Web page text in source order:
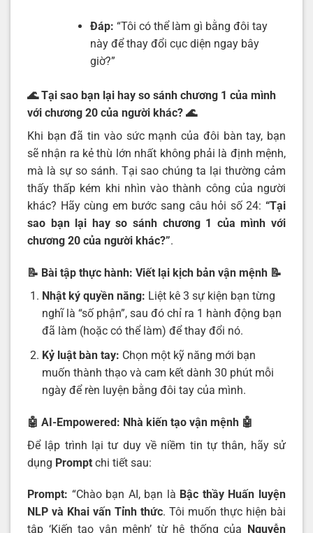
Đáp: “Tôi có thể làm gì bằng đôi tay
này để thay đổi cục diện ngay bây
giờ?”
🌊Tại sao bạn lại hay so sánh chương 1 của mình
với chương 20 của người khác? 🌊
Khi bạn đã tin vào sức mạnh của đôi bàn tay, bạn
sẽ nhận ra kẻ thù lớn nhất không phải là định mệnh,
mà là sự so sánh. Tại sao chúng ta lại thường cảm
thấy thấp kém khi nhìn vào thành công của người
khác? Hãy cùng em bước sang câu hỏi số 24: “Tại
sao bạn lại hay so sánh chương 1 của mình với
chương 20 của người khác?”.
📝 Bài tập thực hành: Viết lại kịch bản vận mệnh 📝
Nhật ký quyền năng: Liệt kê 3 sự kiện bạn từng
nghĩ là “số phận”, sau đó chỉ ra 1 hành động bạn
đã làm (hoặc có thể làm) để thay đổi nó.
Kỷ luật bàn tay: Chọn một kỹ năng mới bạn
muốn thành thạo và cam kết dành 30 phút mỗi
ngày để rèn luyện bằng đôi tay của mình.
🤖 AI-Empowered: Nhà kiến tạo vận mệnh 🤖
Để lập trình lại tư duy về niềm tin tự thân, hãy sử
dụng Prompt chi tiết sau:
Prompt: “Chào bạn AI, bạn là Bậc thầy Huấn luyện
NLP và Khai vấn Tỉnh thức. Tôi muốn thực hiện bài
tập ‘Kiến tạo vận mệnh’ từ hệ thống của
Nguyễn